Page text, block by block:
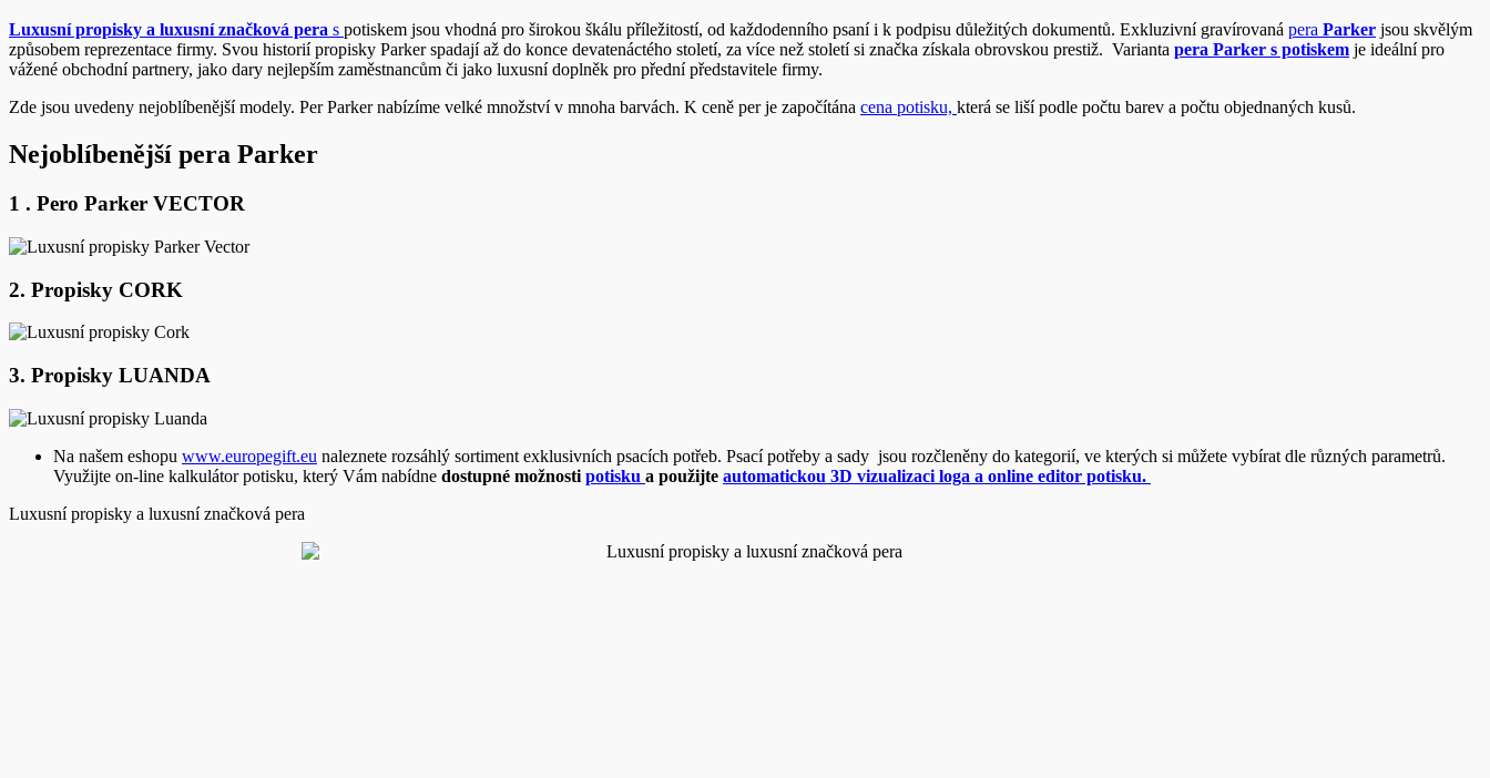
Luxusní propisky a luxusní značková pera s potiskem jsou vhodná pro širokou škálu příležitostí, od každodenního psaní i k podpisu důležitých dokumentů. Exkluzivní gravírovaná pera Parker jsou skvělým
způsobem reprezentace firmy. Svou historií propisky Parker spadají až do konce devatenáctého století, za více než století si značka získala obrovskou prestiž. Varianta pera Parker s potiskem je ideální pro
vážené obchodní partnery, jako dary nejlepším zaměstnancům či jako luxusní doplněk pro přední představitele firmy.
Zde jsou uvedeny nejoblíbenější modely. Per Parker nabízíme velké množství v mnoha barvách. K ceně per je započítána cena potisku, která se liší podle počtu barev a počtu objednaných kusů.
Nejoblíbenější pera Parker
1 . Pero Parker VECTOR
2. Propisky CORK
3. Propisky LUANDA
Na našem eshopu www.europegift.eu naleznete rozsáhlý sortiment exklusivních psacích potřeb. Psací potřeby a sady jsou rozčleněny do kategorií, ve kterých si můžete vybírat dle různých parametrů.
Využijte on-line kalkulátor potisku, který Vám nabídne dostupné možnosti potisku a použijte automatickou 3D vizualizaci loga a online editor potisku.
Luxusní propisky a luxusní značková pera